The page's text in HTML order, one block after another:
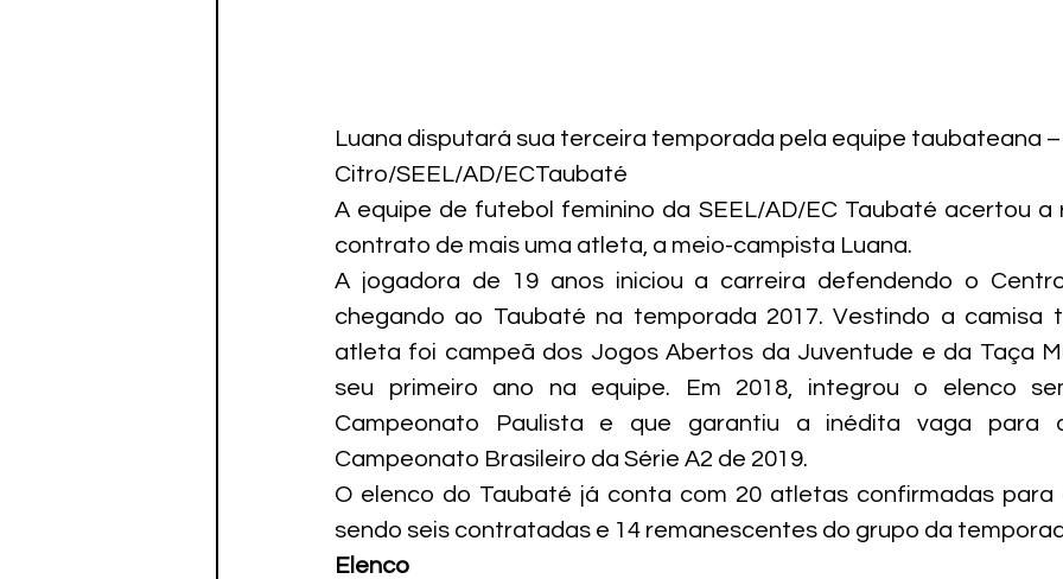
Luana disputará sua terceira temporada pela equipe taubateana –
Citro/SEEL/AD/ECTaubaté
A equipe de futebol feminino da SEEL/AD/EC Taubaté acertou a
contrato de mais uma atleta, a meio-campista Luana.
A jogadora de 19 anos iniciou a carreira defendendo o Centro
chegando ao Taubaté na temporada 2017. Vestindo a camisa
atleta foi campeã dos Jogos Abertos da Juventude e da Taça
seu primeiro ano na equipe. Em 2018, integrou o elenco
Campeonato Paulista e que garantiu a inédita vaga para
Campeonato Brasileiro da Série A2 de 2019.
O elenco do Taubaté já conta com 20 atletas confirmadas para
sendo seis contratadas e 14 remanescentes do grupo da
Elenco